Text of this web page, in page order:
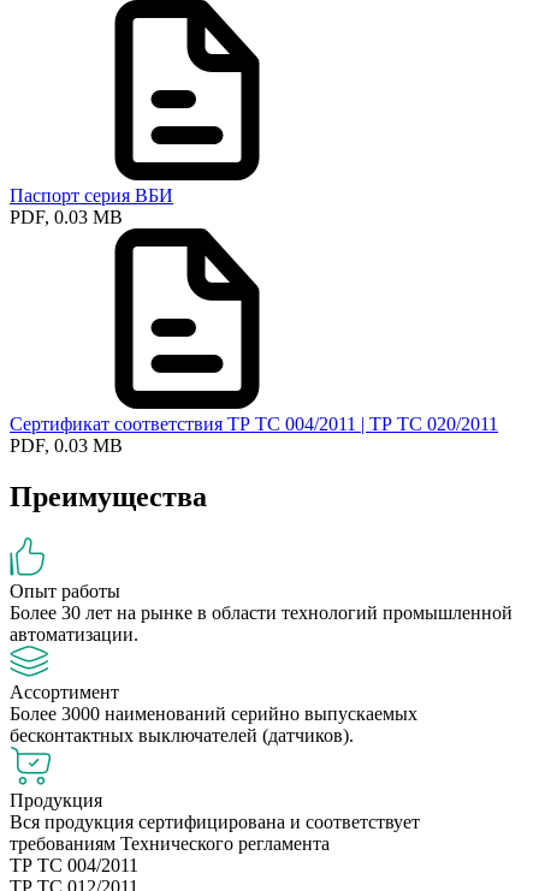
Паспорт серия ВБИ
PDF, 0.03 MB
Сертификат соответствия ТР ТС 004/2011 | ТР ТС 020/2011
PDF, 0.03 MB
Преимущества
Опыт работы
Более 30 лет на рынке в области технологий промышленной
автоматизации.
Ассортимент
Более 3000 наименований серийно выпускаемых
бесконтактных выключателей (датчиков).
Продукция
Вся продукция сертифицирована и соответствует
требованиям Технического регламента
ТР ТС 004/2011
ТР ТС 012/2011